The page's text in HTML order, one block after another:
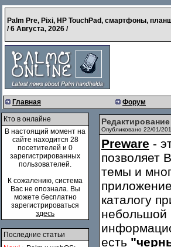
Palm Pre, Pixi, HP TouchPad, смартфоны,
/6 Августа, 2026 /
Главная Форум
Кто в онлайне
В настоящий момент на
сайте находится 28
посетителей и 0
зарегистрированных
пользователей.
К сожалению, система
Вас не опознала. Вы
можете бесплатно
зарегистрироваться
здесь
Последние статьи
Опубликовано 22/01/
Preware -
позволяет
темы и
каталогу
небольшой
есть "